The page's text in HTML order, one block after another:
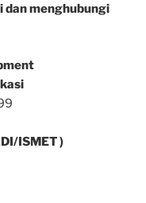
menghubungi
ISMET )